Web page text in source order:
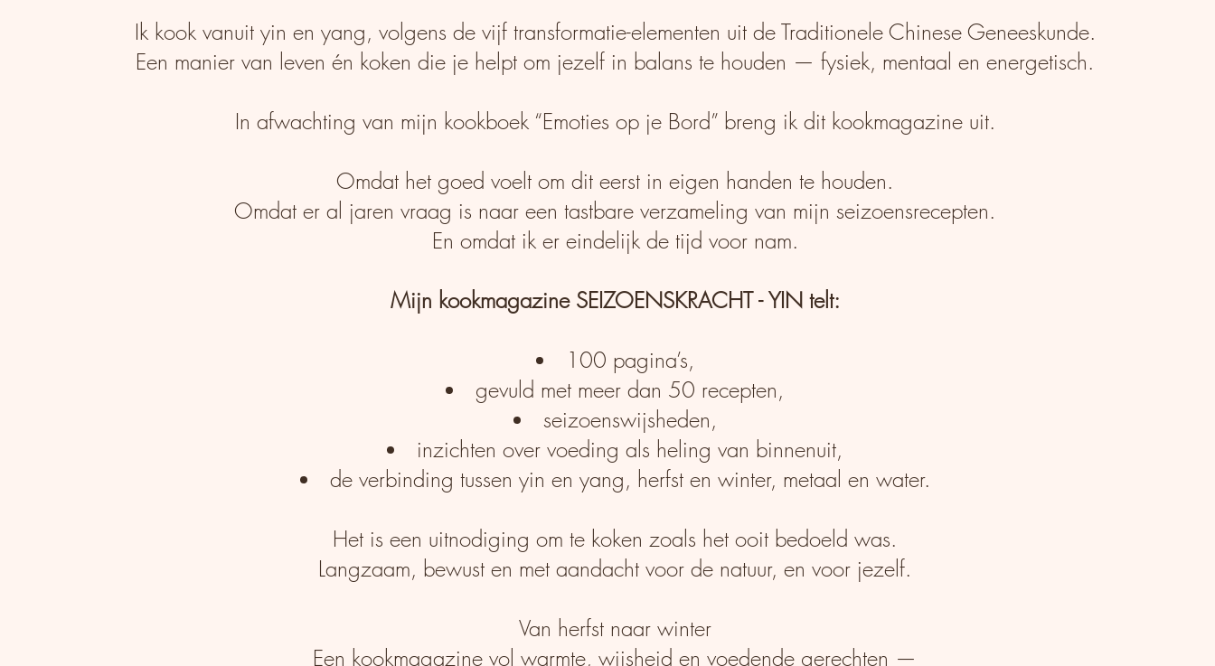
Ik kook vanuit yin en yang, volgens de vijf transformatie-elementen uit de Traditionele Chinese Geneeskunde.
Een manier van leven én koken die je helpt om jezelf in balans te houden — fysiek, mentaal en energetisch.
In afwachting van mijn kookboek “Emoties op je Bord” breng ik dit kookmagazine uit.
Omdat het goed voelt om dit eerst in eigen handen te houden.
Omdat er al jaren vraag is naar een tastbare verzameling van mijn seizoensrecepten.
En omdat ik er eindelijk de tijd voor nam.
Mijn kookmagazine SEIZOENSKRACHT - YIN telt:
100 pagina’s,
gevuld met meer dan 50 recepten,
seizoenswijsheden,
inzichten over voeding als heling van binnenuit,
de verbinding tussen yin en yang, herfst en winter, metaal en water.
Het is een uitnodiging om te koken zoals het ooit bedoeld was.
Langzaam, bewust en met aandacht voor de natuur, en voor jezelf.
Van herfst naar winter
Een kookmagazine vol warmte, wijsheid en voedende gerechten —